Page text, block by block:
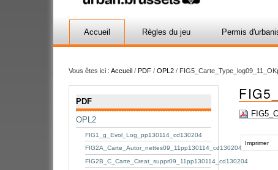
Accueil Règles du jeu Permis
Vous êtes ici : Accueil / PDF / OPL2 /
PDF
OPL2
FIG1_g_Evol_Log_pp130114_cd130204
FIG2A_Carte_Autor_nettes09_11pp130114_cd130204
FIG2B_C_Carte_Creat_suppr09_11pp130114_cd130204
surImprimer